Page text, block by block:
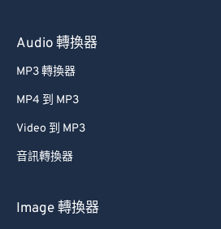
Audio 轉換器
MP3 轉換器
MP4 到 MP3
Video 到 MP3
音訊轉換器
Image 轉換器